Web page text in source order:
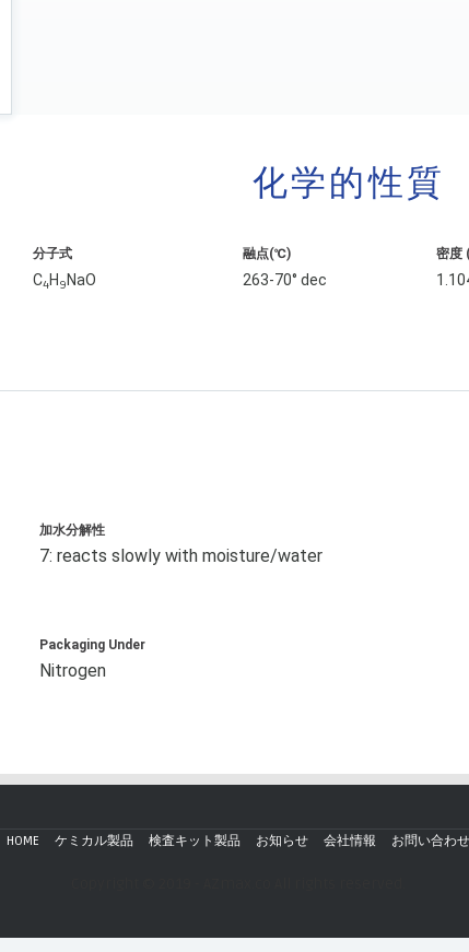
分子式
C4H 9 NaO
化学的性質
融点(℃)
263-70° dec
密度
加水分解性
7: reacts slowly with moisture/water
Packaging Under
Nitrogen
HOME ケミカル製品 検査キット製品 お知らせ 会社情報 お問い合わせ